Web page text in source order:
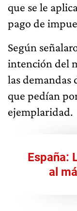
que se le
pago de
Según
intención del
las demandas
que pedían
ejemplaridad.
España:
al